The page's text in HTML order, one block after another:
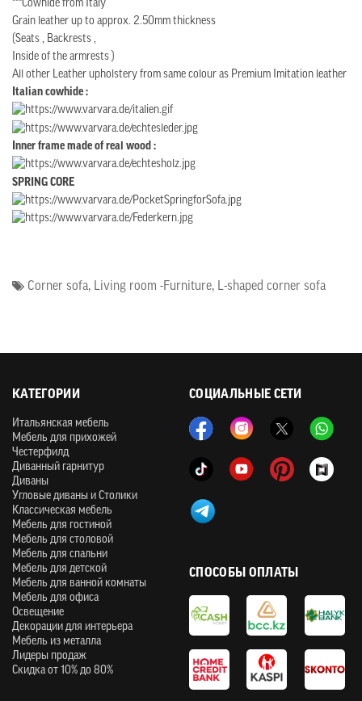
***Cowhide from Italy
Grain leather up to approx. 2.50mm thickness
(Seats , Backrests ,
Inside of the armrests )
All other Leather upholstery from same colour as Premium Imitation leather
Italian cowhide :
Inner frame made of real wood :
SPRING CORE
Corner sofa, Living room -Furniture, L-shaped corner sofa
СОЦИАЛЬНЫЕ СЕТИ
КАТЕГОРИИ
Итальянская мебель
Мебель для прихожей
Честерфилд
Диванный гарнитур
Диваны
Угловые диваны и Столики
Классическая мебель
Мебель для гостиной
Мебель для столовой
Мебель для спальни
Мебель для детской
Мебель для ванной комнаты
Мебель для офиса
Освещение
Декорации для интерьера
Мебель из металла
Лидеры продаж
Скидка от 10% до 80%
СПОСОБЫ ОПЛАТЫ